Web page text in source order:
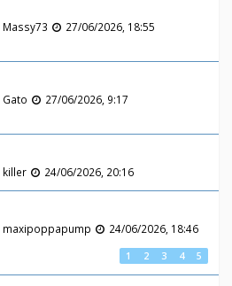
Massy73
27/06/2026, 18:55
Gato
27/06/2026, 9:17
killer 24/06/2026, 20:16
maxipoppapump
24/06/2026, 18:46
1 2 3 4 5